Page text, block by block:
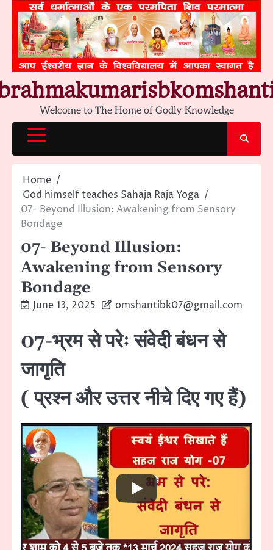
content
Welcome to The Home of Godly Knowledge
Home
God himself teaches Sahaja Raja Yoga
07- Beyond Illusion: Awakening from Sensory
Bondage
07- Beyond Illusion:
Awakening from Sensory
Bondage
June 13, 2025 omshantibk07@gmail.com
07-भ्रम से परेः संवेदी बंधन से
जागृति
( प्रश्न और उत्तर नीचे दिए गए हैं)